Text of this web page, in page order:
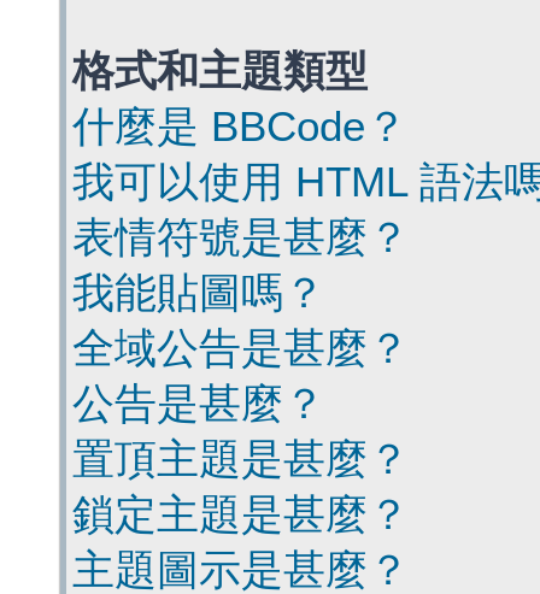
格式和主題類型
什麼是 BBCode？
我可以使用 HTML 語法
表情符號是甚麼？
我能貼圖嗎？
全域公告是甚麼？
公告是甚麼？
置頂主題是甚麼？
鎖定主題是甚麼？
主題圖示是甚麼？